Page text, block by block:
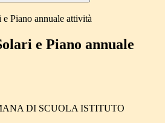
Piano annuale attività
e Piano annuale
DI SCUOLA ISTITUTO